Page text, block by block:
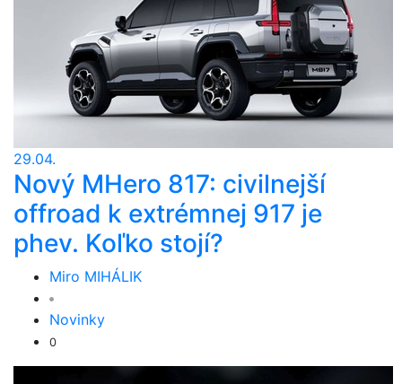
29.04.
Nový MHero 817: civilnejší
offroad k extrémnej 917 je
phev. Koľko stojí?
Miro MIHÁLIK
Novinky
0